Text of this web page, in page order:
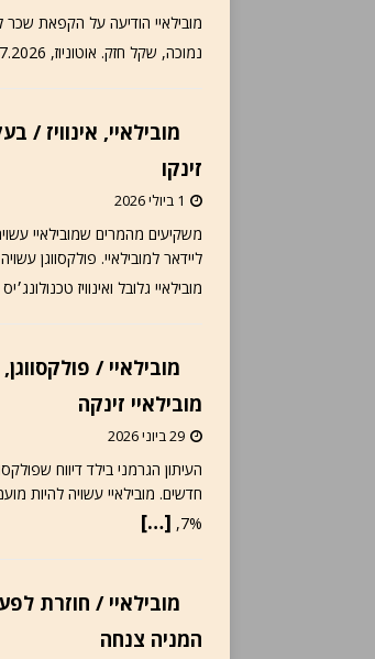
מובילאיי הודיעה על הקפאת שכר
נמוכה, שקל חזק. אוטוניוז, 12.07.2026 – מובילאיי הודיעה לעובדיה שהשנה לא יהיו העלאות שכר בחברה, כך דיווח
מובילאיי, אינוויז /
זינקו
1 ביולי 2026
משקיעים מהמרים שמובילאיי
מובילאיי גלובל ואינוויז טכנולונג׳יס
מובילאיי /
מובילאיי זינקה
29 ביוני 2026
העיתון הגרמני בילד דיווח
7%,
[…]
המניה צנחה